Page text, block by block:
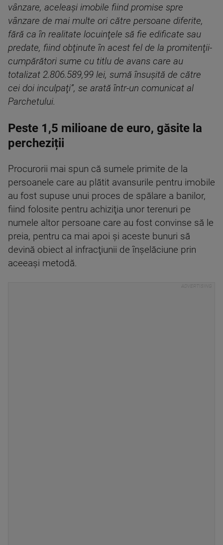
vânzare, aceleaşi imobile fiind promise spre
vânzare de mai multe ori către persoane diferite,
fără ca în realitate locuinţele să fie edificate sau
predate, fiind obţinute în acest fel de la promitenţii-
cumpărători sume cu titlu de avans care au
totalizat 2.806.589,99 lei, sumă însuşită de către
cei doi inculpaţi”, se arată într-un comunicat al
Parchetului.
Peste 1,5 milioane de euro, găsite la
percheziții
Procurorii mai spun că sumele primite de la
persoanele care au plătit avansurile pentru imobile
au fost supuse unui proces de spălare a banilor,
fiind folosite pentru achiziţia unor terenuri pe
numele altor persoane care au fost convinse să le
preia, pentru ca mai apoi şi aceste bunuri să
devină obiect al infracţiunii de înşelăciune prin
aceeaşi metodă.